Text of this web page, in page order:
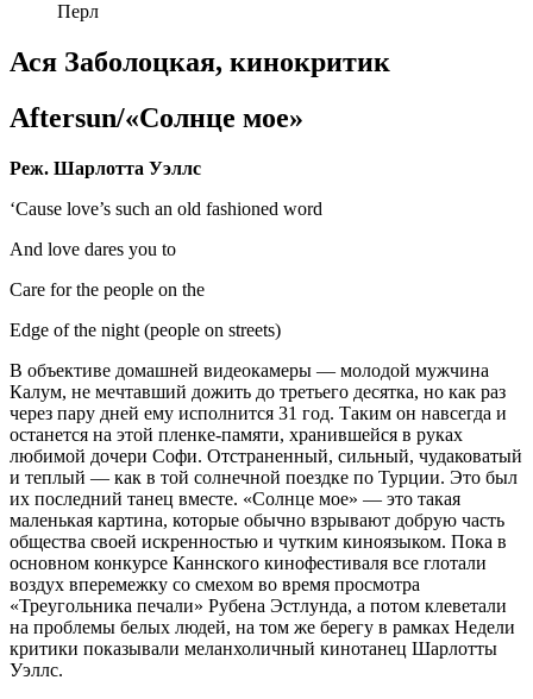
Перл
Ася Заболоцкая, кинокритик
Aftersun/«Солнце мое»
Реж. Шарлотта Уэллс
‘Cause love’s such an old fashioned word
And love dares you to
Care for the people on the
Edge of the night (people on streets)
В объективе домашней видеокамеры — молодой мужчина
Калум, не мечтавший дожить до третьего десятка, но как раз
через пару дней ему исполнится 31 год. Таким он навсегда и
останется на этой пленке-памяти, хранившейся в руках
любимой дочери Софи. Отстраненный, сильный, чудаковатый
и теплый — как в той солнечной поездке по Турции. Это был
их последний танец вместе. «Солнце мое» — это такая
маленькая картина, которые обычно взрывают добрую часть
общества своей искренностью и чутким киноязыком. Пока в
основном конкурсе Каннского кинофестиваля все глотали
воздух вперемежку со смехом во время просмотра
«Треугольника печали» Рубена Эстлунда, а потом клеветали
на проблемы белых людей, на том же берегу в рамках Недели
критики показывали меланхоличный кинотанец Шарлотты
Уэллс.